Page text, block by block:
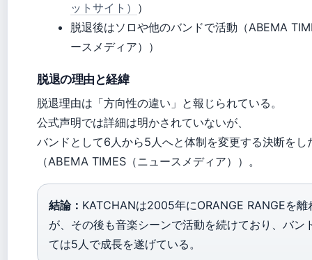
ットサイト） ）
脱退後はソロや他のバンドで活動（ABEMA
ースメディア））
脱退の理由と経緯
脱退理由は「方向性の違い」と報じられている。
公式声明では詳細は明かされていないが、
バンドとして6人から5人へと体制を変更する決断をし
（ABEMA TIMES（ニュースメディア））。
結論： KATCHANは2005年にORANGE RANGEを離
が、その後も音楽シーンで活動を続けており、バン
ては5人で成長を遂げている。